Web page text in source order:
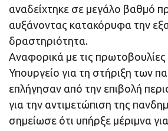
αναδείχτηκε σε μεγάλο βαθμό
αυξάνοντας κατακόρυφα την
δραστηριότητα.
Αναφορικά με τις
Υπουργείο για τη στήριξη των
επλήγησαν από την επιβολή
για την αντιμετώπιση της
σημείωσε ότι υπήρξε μέριμνα